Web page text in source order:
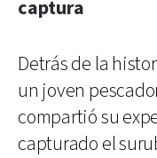
captura
Detrás de la
un joven
compartió su
capturado el